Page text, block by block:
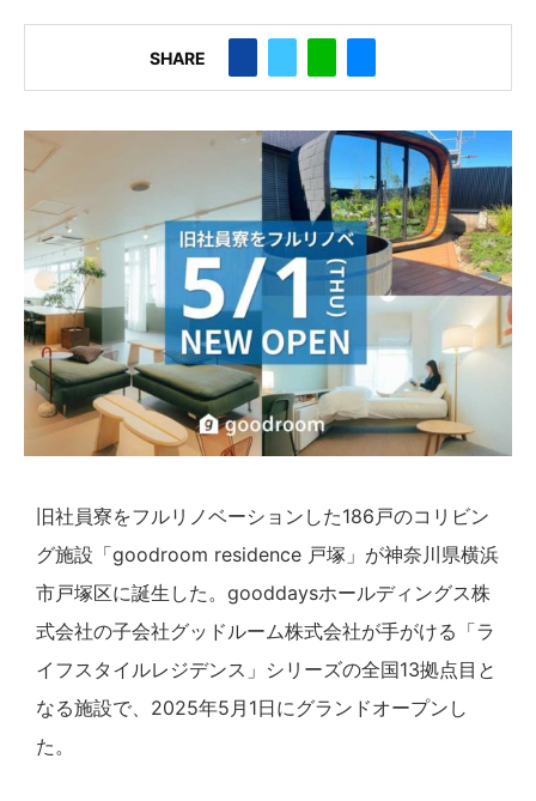
SHARE
旧社員寮をフルリノベーションした186戸のコリビン
グ施設「goodroom residence 戸塚」が神奈川県横浜
市戸塚区に誕生した。gooddaysホールディングス株
式会社の子会社グッドルーム株式会社が手がける「ラ
イフスタイルレジデンス」シリーズの全国13拠点目と
なる施設で、2025年5月1日にグランドオープンし
た。